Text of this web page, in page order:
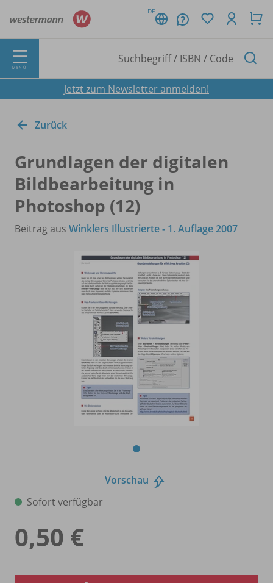
DE
MENÜ
Jetzt zum Newsletter anmelden!
Zurück
Grundlagen der digitalen
Bildbearbeitung in
Photoshop (12)
Beitrag aus Winklers Illustrierte - 1. Auflage 2007
Vorschau
Sofort verfügbar
0,50 €